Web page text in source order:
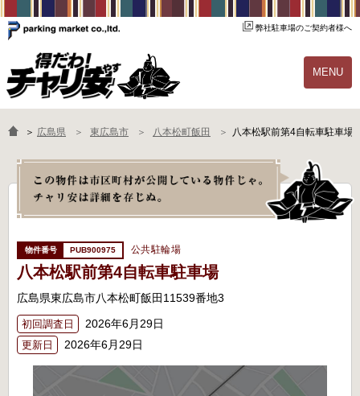
弊社駐車場のご契約者様へ
MENU
物件一覧 ご契約の流れ
よくあるご質問 駐輪場オーナー様へ
＞ 広島県 東広島市 八本松町飯田 八本松駅前第4自転車駐車場
PUB900975 公共駐輪場
八本松駅前第4自転車駐車場
広島県東広島市八本松町飯田11539番地3
初回調査日 2026年6月29日
更新日 2026年6月29日